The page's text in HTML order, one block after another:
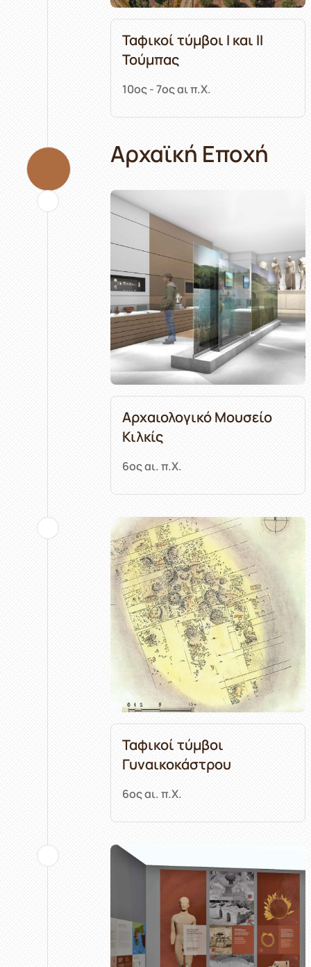
Ταφικοί τύμβοι Ι και ΙΙ
Τούμπας
10ος - 7ος αι π.Χ.
Αρχαϊκή Εποχή
Αρχαιολογικό Μουσείο
Κιλκίς
6ος αι. π.Χ.
Ταφικοί τύμβοι
Γυναικοκάστρου
6ος αι. π.Χ.